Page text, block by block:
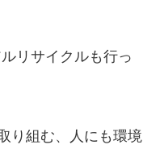
リサイクルも行っ
り組む、人にも環境